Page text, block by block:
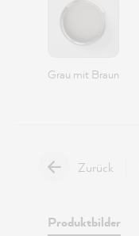
Grau mit Braun
Zurück
Produktbilder